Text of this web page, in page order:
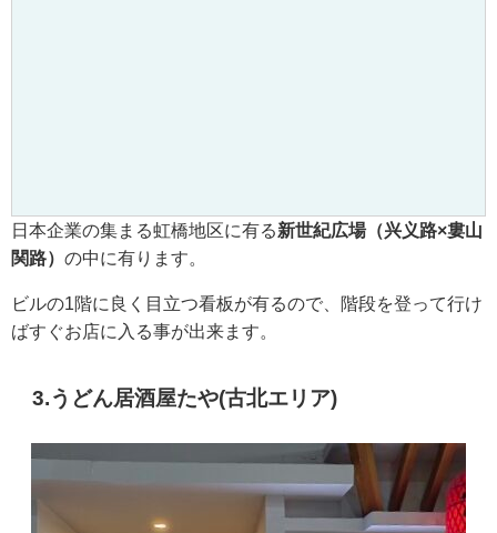
日本企業の集まる虹橋地区に有る新世紀広場（兴义路×婁山
関路） の中に有ります。
ビルの1階に良く目立つ看板が有るので、階段を登って行け
ばすぐお店に入る事が出来ます。
3.うどん居酒屋たや(古北エリア)